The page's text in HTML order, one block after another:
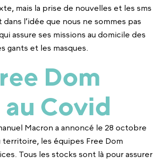
mais la prise de nouvelles et les sms
l’idée que nous ne sommes pas
assure ses missions au domicile des
gants et les masques.
Dom
Covid
Macron a annoncé le 28 octobre
territoire, les équipes Free Dom
Tous les stocks sont là pour assurer